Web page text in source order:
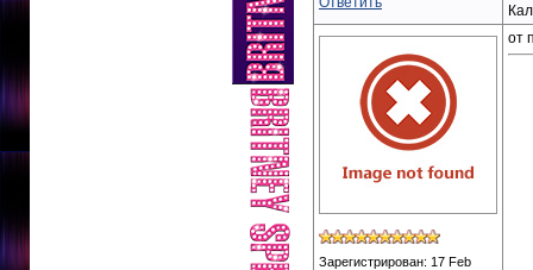
Зарегистрирован: 17 Feb
от